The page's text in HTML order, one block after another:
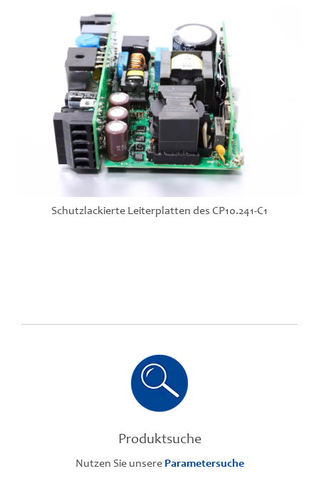
Schutzlackierte Leiterplatten des CP10.241-C1
Produktsuche
Nutzen Sie unsere Parametersuche